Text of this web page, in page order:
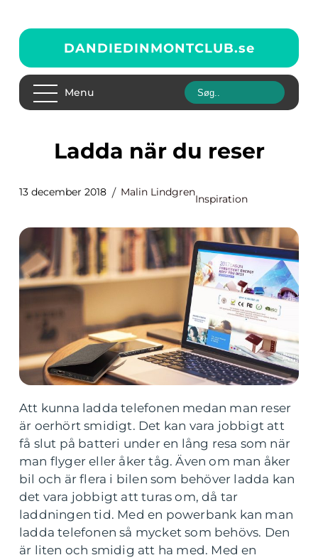
DANDIEDINMONTCLUB.se
Menu
Ladda när du reser
13 december 2018 Malin Lindgren
Inspiration
Att kunna ladda telefonen medan man reser
är oerhört smidigt. Det kan vara jobbigt att
få slut på batteri under en lång resa som när
man flyger eller åker tåg. Även om man åker
bil och är flera i bilen som behöver ladda kan
det vara jobbigt att turas om, då tar
laddningen tid. Med en powerbank kan man
ladda telefonen så mycket som behövs. Den
är liten och smidig att ha med. Med en